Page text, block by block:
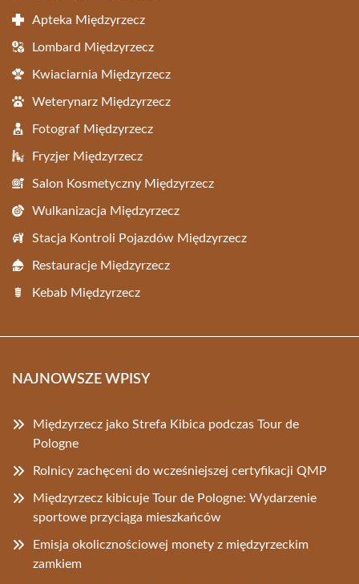
Apteka Międzyrzecz
Lombard Międzyrzecz
Kwiaciarnia Międzyrzecz
Weterynarz Międzyrzecz
Fotograf Międzyrzecz
Fryzjer Międzyrzecz
Salon Kosmetyczny Międzyrzecz
Wulkanizacja Międzyrzecz
Stacja Kontroli Pojazdów Międzyrzecz
Restauracje Międzyrzecz
Kebab Międzyrzecz
NAJNOWSZE WPISY
Międzyrzecz jako Strefa Kibica podczas Tour de
Pologne
Rolnicy zachęceni do wcześniejszej certyfikacji QMP
Międzyrzecz kibicuje Tour de Pologne: Wydarzenie
sportowe przyciąga mieszkańców
Emisja okolicznościowej monety z międzyrzeckim
zamkiem